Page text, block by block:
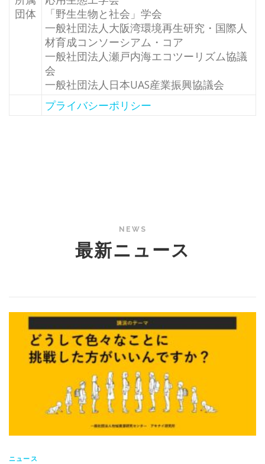
団体
「野生生物と社会」学会
一般社団法人大阪湾環境再生研究・国際人
材育成コンソーシアム・コア
一般社団法人瀬戸内海エコツーリズム協議
会
一般社団法人日本UAS産業振興協議会
プライバシーポリシー
NEWS
最新ニュース
ニュース